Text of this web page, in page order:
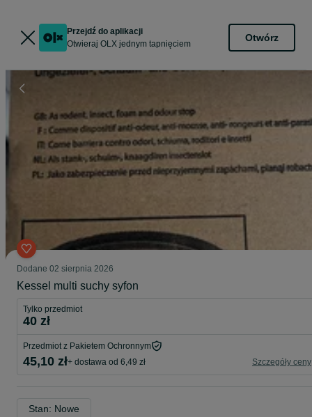
Przejdź do aplikacji
Otwieraj OLX jednym tapnięciem
Otwórz
Dodane 02 sierpnia 2026
Kessel multi suchy syfon
Tylko przedmiot
40 zł
Przedmiot z Pakietem Ochronnym
45,10 zł+ dostawa od 6,49 zł Szczegóły ceny
Stan: Nowe